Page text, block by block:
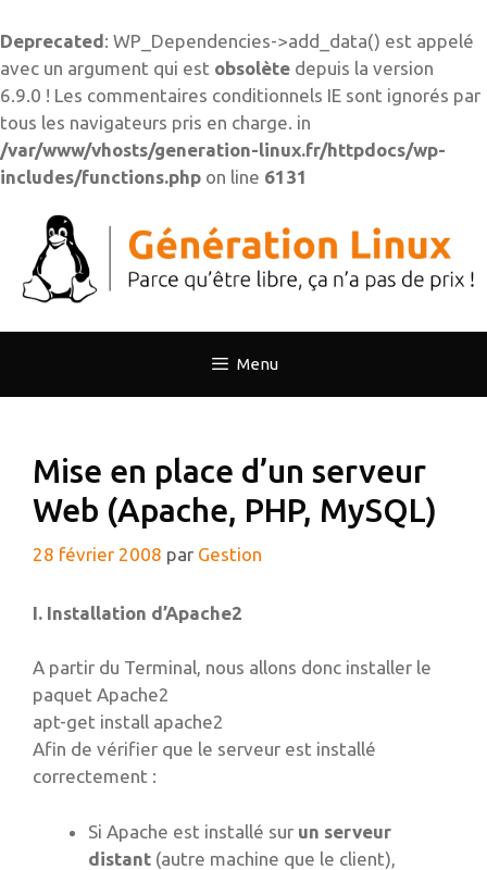
Deprecated: WP_Dependencies->add_data() est appelé
avec un argument qui est obsolète depuis la version
6.9.0 ! Les commentaires conditionnels IE sont ignorés par
tous les navigateurs pris en charge. in
/var/www/vhosts/generation-linux.fr/httpdocs/wp-
includes/functions.php on line 6131
contenu
Menu
Mise en place d’un serveur
Web (Apache, PHP, MySQL)
28 février 2008 par Gestion
I. Installation d’Apache2
A partir du Terminal, nous allons donc installer le
paquet Apache2
apt-get install apache2
Afin de vérifier que le serveur est installé
correctement :
Si Apache est installé sur un serveur
distant (autre machine que le client),